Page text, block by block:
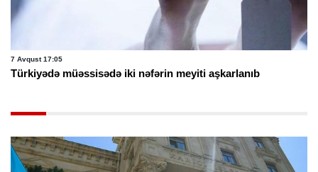
7 Avqust 17:05
Türkiyədə müəssisədə iki nəfərin meyiti aşkarlanıb